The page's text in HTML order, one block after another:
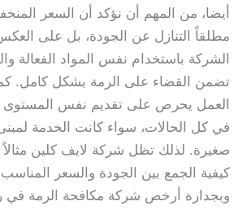
أيضا، من المهم أن نؤكد أن السعر
مطلقاً التنازل عن الجودة، بل على
الشركة باستخدام نفس المواد الفعالة
تضمن القضاء على الرمة بشكل كامل.
العمل يحرص على تقديم نفس المستوى
في كل الحالات، سواء كانت الخدمة
صغيرة. لذلك تظل شركة لايف كلين مثالاً
كيفية الجمع بين الجودة والسعر
وبجدارة أرخص شركة مكافحة الرمة في